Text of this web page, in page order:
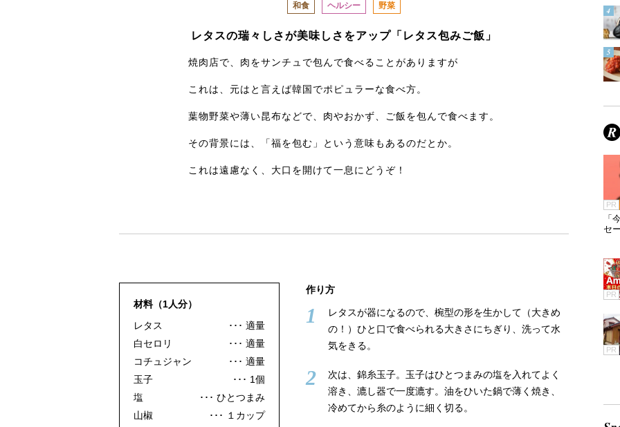
和食 ヘルシー 野菜
レタスの瑞々しさが美味しさをアップ「レタス包みご飯」
焼肉店で、肉をサンチュで包んで食べることがありますが
これは、元はと言えば韓国でポピュラーな食べ方。
葉物野菜や薄い昆布などで、肉やおかず、ご飯を包んで食べます。
その背景には、「福を包む」という意味もあるのだとか。
これは遠慮なく、大口を開けて一息にどうぞ！
材料（1人分）
レタス
適量
白セロリ
適量
コチュジャン
適量
玉子
1個
塩
ひとつまみ
山椒
１カップ
作り方
1
レタスが器になるので、椀型の形を生かして（大きめ
の！）ひと口で食べられる大きさにちぎり、洗って水
気をきる。
2
次は、錦糸玉子。玉子はひとつまみの塩を入れてよく
溶き、漉し器で一度漉す。油をひいた鍋で薄く焼き、
冷めてから糸のように細く切る。
PR
「
セ
PR
PR